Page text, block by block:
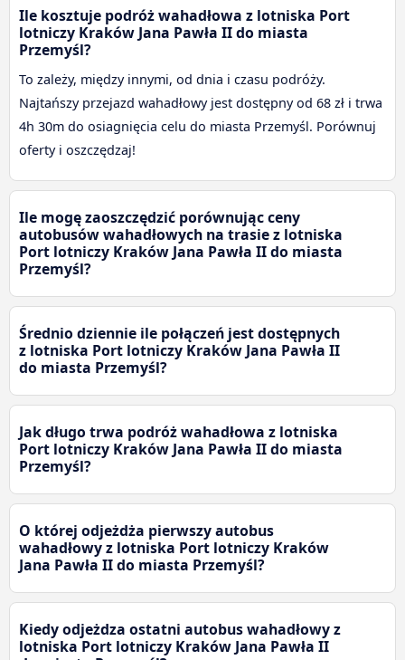
Ile kosztuje podróż wahadłowa z lotniska Port
lotniczy Kraków Jana Pawła II do miasta
Przemyśl?
To zależy, między innymi, od dnia i czasu podróży.
Najtańszy przejazd wahadłowy jest dostępny od 68 zł i trwa
4h 30m do osiagnięcia celu do miasta Przemyśl. Porównuj
oferty i oszczędzaj!
Ile mogę zaoszczędzić porównując ceny
autobusów wahadłowych na trasie z lotniska
Port lotniczy Kraków Jana Pawła II do miasta
Przemyśl?
Średnio dziennie ile połączeń jest dostępnych
z lotniska Port lotniczy Kraków Jana Pawła II
do miasta Przemyśl?
Jak długo trwa podróż wahadłowa z lotniska
Port lotniczy Kraków Jana Pawła II do miasta
Przemyśl?
O której odjeżdża pierwszy autobus
wahadłowy z lotniska Port lotniczy Kraków
Jana Pawła II do miasta Przemyśl?
Kiedy odjeżdza ostatni autobus wahadłowy z
lotniska Port lotniczy Kraków Jana Pawła II